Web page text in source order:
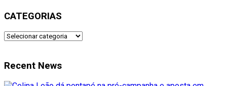
CATEGORIAS
CATEGORIAS
Recent News